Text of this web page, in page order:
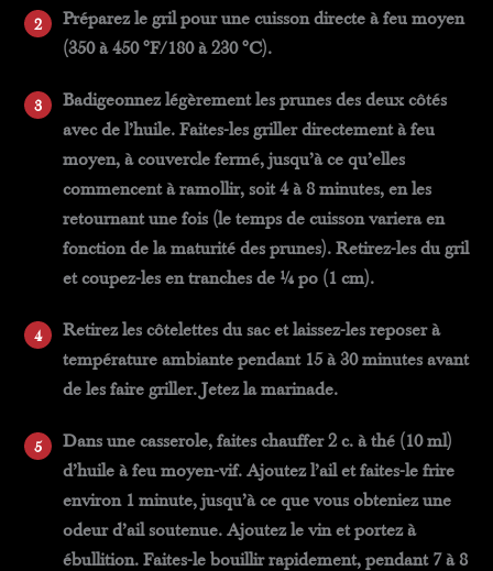
Préparez le gril pour une cuisson directe à feu moyen
(350 à 450 °F/180 à 230 °C).
Badigeonnez légèrement les prunes des deux côtés
avec de l’huile. Faites-les griller directement à feu
moyen, à couvercle fermé, jusqu’à ce qu’elles
commencent à ramollir, soit 4 à 8 minutes, en les
retournant une fois (le temps de cuisson variera en
fonction de la maturité des prunes). Retirez-les du gril
et coupez-les en tranches de ¼ po (1 cm).
Retirez les côtelettes du sac et laissez-les reposer à
température ambiante pendant 15 à 30 minutes avant
de les faire griller. Jetez la marinade.
Dans une casserole, faites chauffer 2 c. à thé (10 ml)
d’huile à feu moyen-vif. Ajoutez l’ail et faites-le frire
environ 1 minute, jusqu’à ce que vous obteniez une
odeur d’ail soutenue. Ajoutez le vin et portez à
ébullition. Faites-le bouillir rapidement, pendant 7 à 8